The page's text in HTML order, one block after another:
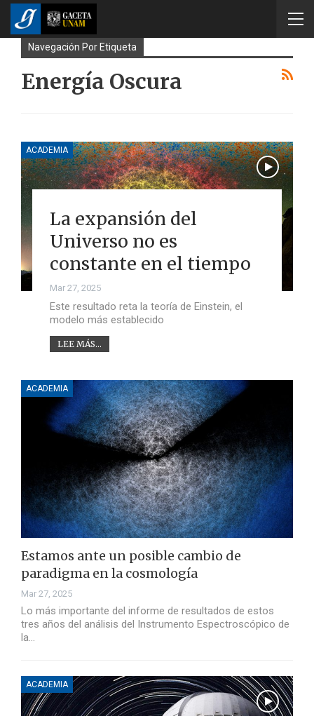
Navegación Por Etiqueta
Energía Oscura
ACADEMIA
La expansión del
Universo no es
constante en el tiempo
Mar 27, 2025
Este resultado reta la teoría de Einstein, el
modelo más establecido
LEE MÁS...
ACADEMIA
Estamos ante un posible cambio de
paradigma en la cosmología
Mar 27, 2025
Lo más importante del informe de resultados de estos
tres años del análisis del Instrumento Espectroscópico de
la…
ACADEMIA